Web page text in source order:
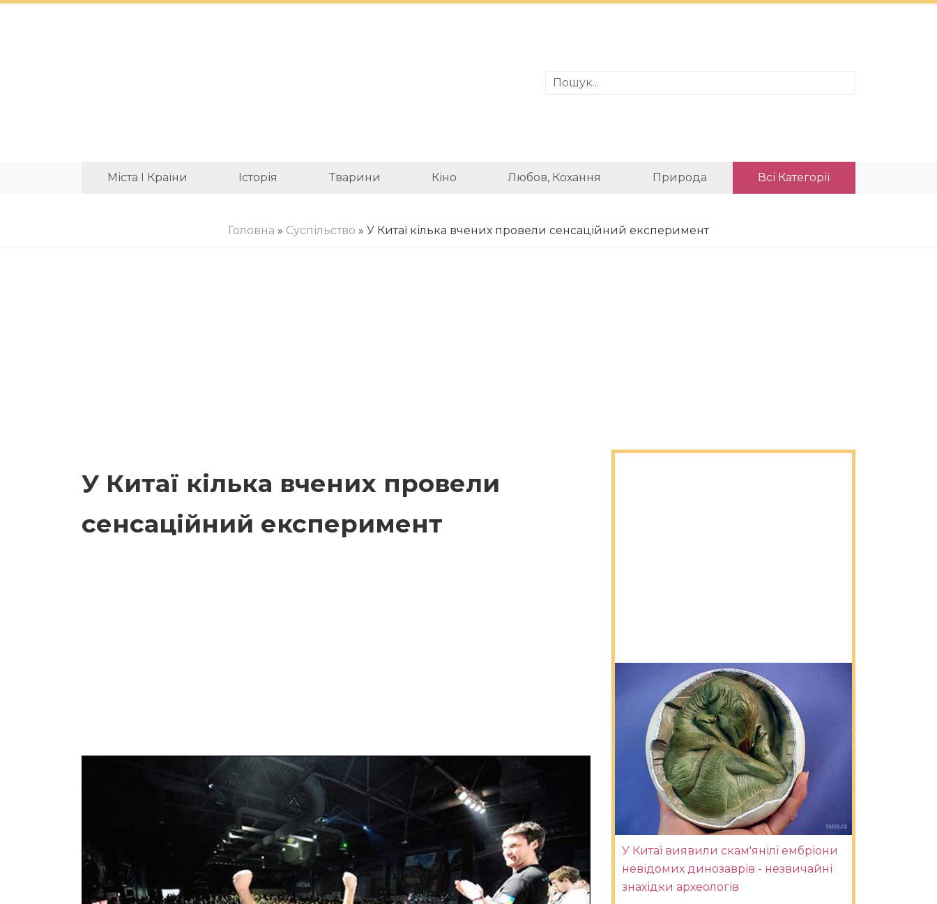
Міста І Країни Історія Тварини Кіно Любов, Кохання Природа Всі Категорії
Головна » Суспільство » У Китаї кілька вчених провели сенсаційний експеримент
У Китаї кілька вчених провели
сенсаційний експеримент
У Китаї виявили скам'янілі ембріони
невідомих динозаврів - незвичайні
знахідки археологів